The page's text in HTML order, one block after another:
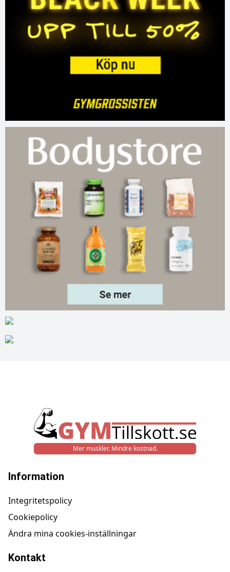
Mer muskler. Mindre kostnad.
Information
Integritetspolicy
Cookiepolicy
Ändra mina cookies-inställningar
Kontakt